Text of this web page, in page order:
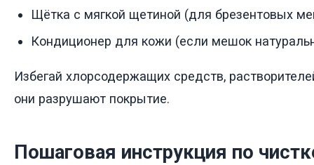
Щётка с мягкой щетиной (для брезентовых
Кондиционер для кожи (если мешок
Избегай хлорсодержащих средств,
они разрушают покрытие.
Пошаговая инструкция по